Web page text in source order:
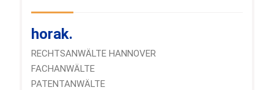
horak.
RECHTSANWÄLTE HANNOVER
FACHANWÄLTE
PATENTANWÄLTE